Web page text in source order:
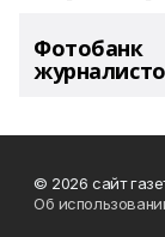
Фотобанк
© 2026 сайт
Об